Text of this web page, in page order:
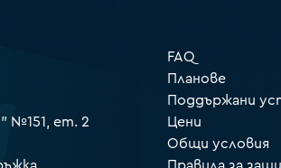
№151, ет. 2
FAQ
Планове
Поддържани
Цени
Общи условия
Правила за